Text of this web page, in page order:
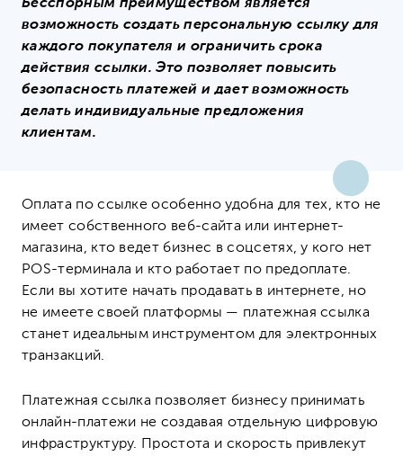
Бесспорным преимуществом является
возможность создать персональную ссылку для
каждого покупателя и ограничить срока
действия ссылки. Это позволяет повысить
безопасность платежей и дает возможность
делать индивидуальные предложения
клиентам.
Оплата по ссылке особенно удобна для тех, кто не
имеет собственного веб-сайта или интернет-
магазина, кто ведет бизнес в соцсетях, у кого нет
POS-терминала и кто работает по предоплате.
Если вы хотите начать продавать в интернете, но
не имеете своей платформы — платежная ссылка
станет идеальным инструментом для электронных
транзакций.
Платежная ссылка позволяет бизнесу принимать
онлайн-платежи не создавая отдельную цифровую
инфраструктуру. Простота и скорость привлекут